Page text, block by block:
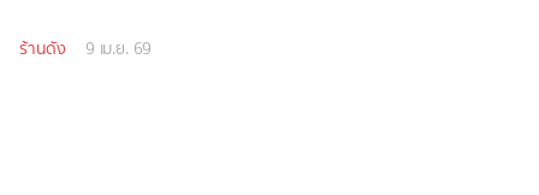
ร้านดัง 9 เม.ย. 69